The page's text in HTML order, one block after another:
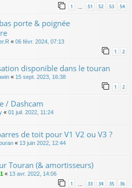
1 51 52 53 54
porte & poignée
« 06 févr. 2024, 07:13
1 2
disponible dans le touran
« 15 sept. 2023, 16:38
1 2
/ Dashcam
« 01 juil. 2022, 11:24
de toit pour V1 V2 ou V3 ?
« 13 juin 2022, 12:44
Touran (& amortisseurs)
« 13 avr. 2022, 14:06
1 … 33 34 35 36